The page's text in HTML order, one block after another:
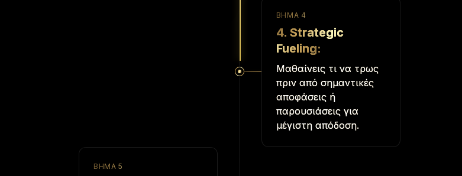
ΒΉΜΑ 4
4. Strategic
Fueling:
Μαθαίνεις τι να τρως
πριν από σημαντικές
αποφάσεις ή
παρουσιάσεις για
μέγιστη απόδοση.
ΒΉΜΑ 5